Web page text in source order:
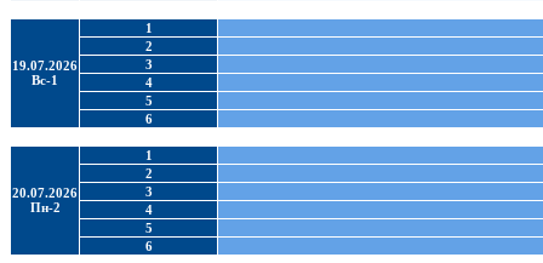
19.07.2026
Вс-1
1
2
3
4
5
6
20.07.2026
Пн-2
1
2
3
4
5
6